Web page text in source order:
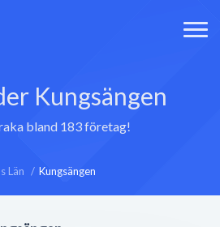
Kungsängen
bland 183 företag!
Län Kungsängen